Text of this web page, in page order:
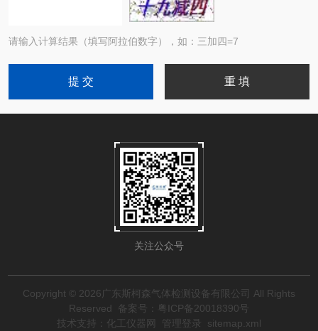
请输入计算结果（填写阿拉伯数字），如：三加四=7
关注公众号
Copyright © 2026广东斯柯森气体检测设备有限公司 All Rights
Reserved
备案号：粤ICP备20018390号
技术支持： 化工仪器网 管理登录 sitemap.xml